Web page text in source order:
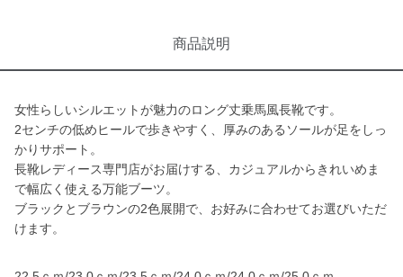
商品説明
女性らしいシルエットが魅力のロング丈乗馬風長靴です。
2センチの低めヒールで歩きやすく、厚みのあるソールが足をしっ
かりサポート。
長靴レディース専門店がお届けする、カジュアルからきれいめま
で幅広く使える万能ブーツ。
ブラックとブラウンの2色展開で、お好みに合わせてお選びいただ
けます。